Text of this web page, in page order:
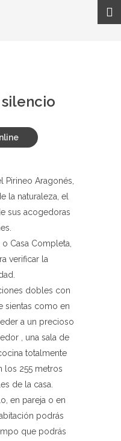
Pirineo Aragonés,
la naturaleza, el
sus acogedoras
Casa Completa,
verificar la
dobles con
sientas como en
a un precioso
, una sala de
totalmente
los 255 metros
de la casa.
en pareja o en
podrás
que podrás